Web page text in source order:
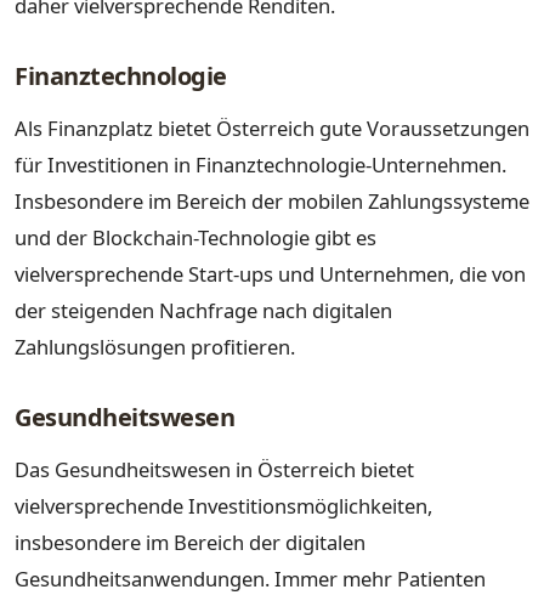
Finanztechnologie
Als Finanzplatz bietet Österreich gute Voraussetzungen
für Investitionen in Finanztechnologie-Unternehmen.
Insbesondere im Bereich der mobilen Zahlungssysteme
und der Blockchain-Technologie gibt es
vielversprechende Start-ups und Unternehmen, die von
der steigenden Nachfrage nach digitalen
Zahlungslösungen profitieren.
Gesundheitswesen
Das Gesundheitswesen in Österreich bietet
vielversprechende Investitionsmöglichkeiten,
insbesondere im Bereich der digitalen
Gesundheitsanwendungen. Immer mehr Patienten